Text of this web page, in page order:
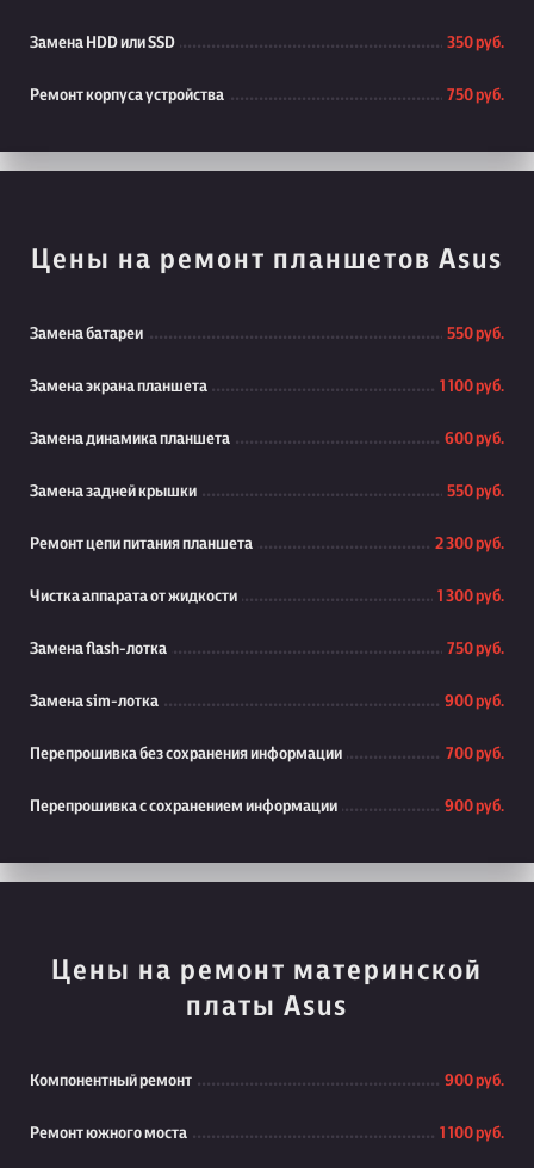
Замена HDD или SSD 350 руб.
Ремонт корпуса устройства 750 руб.
Цены на ремонт планшетов Asus
Замена батареи 550 руб.
Замена экрана планшета 1 100 руб.
Замена динамика планшета 600 руб.
Замена задней крышки 550 руб.
Ремонт цепи питания планшета 2 300 руб.
Чистка аппарата от жидкости 1 300 руб.
Замена flash-лотка 750 руб.
Замена sim-лотка 900 руб.
Перепрошивка без сохранения информации 700 руб.
Перепрошивка с сохранением информации 900 руб.
Цены на ремонт материнской
платы Asus
Компонентный ремонт 900 руб.
Ремонт южного моста 1 100 руб.